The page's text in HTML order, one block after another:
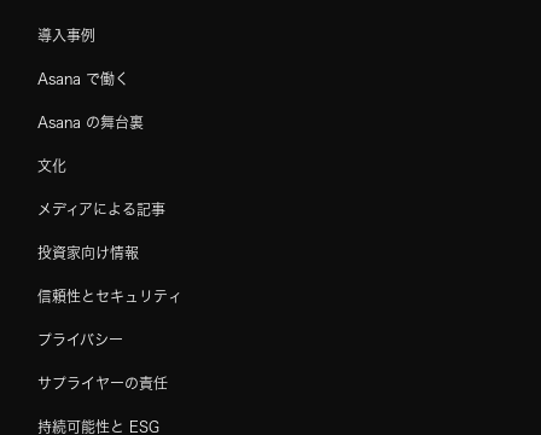
導入事例
Asana で働く
Asana の舞台裏
文化
メディアによる記事
投資家向け情報
信頼性とセキュリティ
プライバシー
サプライヤーの責任
持続可能性と ESG